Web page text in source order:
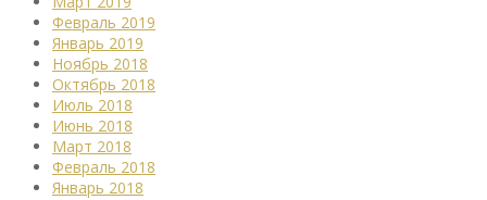
Февраль 2019
Январь 2019
Ноябрь 2018
Октябрь 2018
Июль 2018
Июнь 2018
Март 2018
Февраль 2018
Январь 2018